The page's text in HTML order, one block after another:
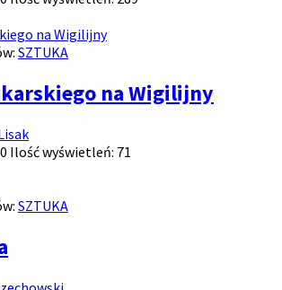
SZTUKA
na Wigilijny
0 Ilość wyświetleń: 71
SZTUKA